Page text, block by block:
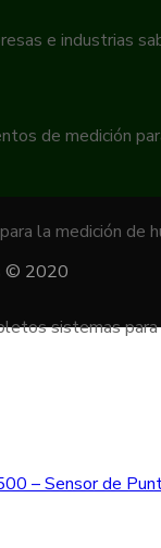
e industrias
de medición
la medición de
sistemas
© 2020